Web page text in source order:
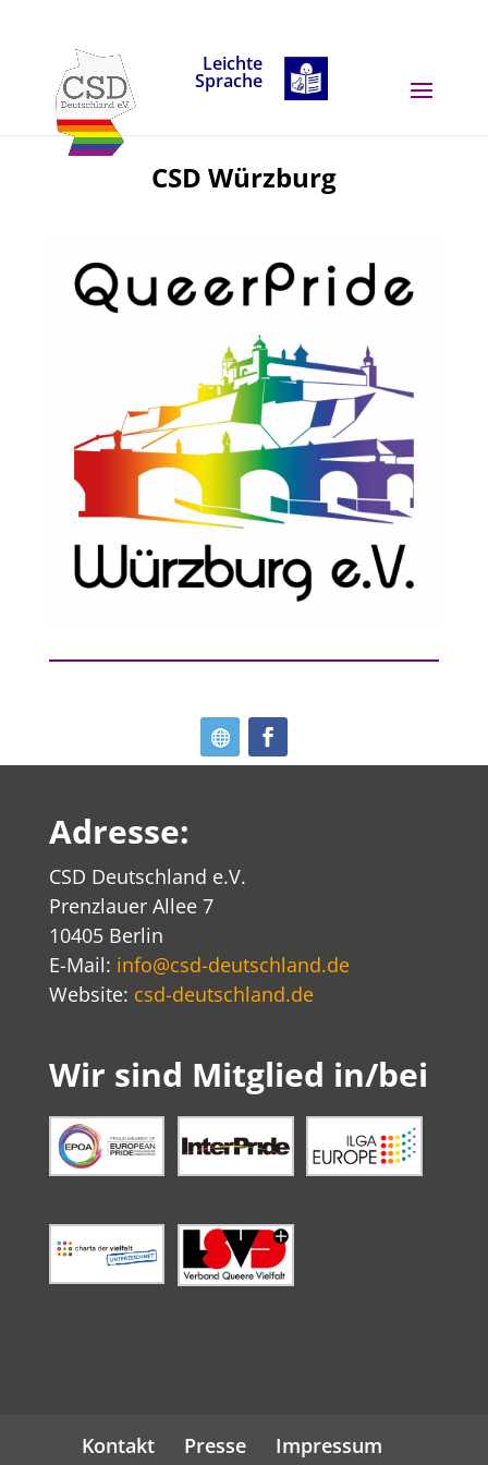
Leichte
Sprache
CSD Würzburg
Adresse:
CSD Deutschland e.V.
Prenzlauer Allee 7
10405 Berlin
E-Mail: info@csd-deutschland.de
Website: csd-deutschland.de
Wir sind Mitglied in/bei
Kontakt Presse
Impressum